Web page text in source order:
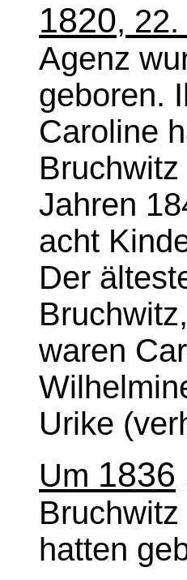
1820,
Agenz
geboren.
Caroline
Jahren
acht
Der
waren
Urike
Um 1836
hatten